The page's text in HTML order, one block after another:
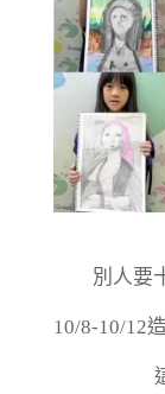
別人要
10/8-10/12